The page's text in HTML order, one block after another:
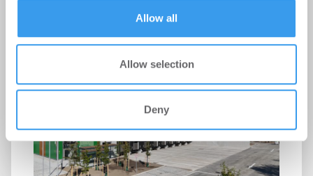
Allow all
Allow selection
Deny
kostenlosen Account, um auf die neusten ...